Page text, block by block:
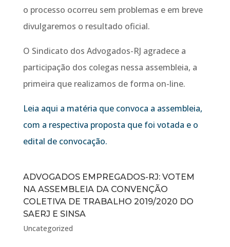
o processo ocorreu sem problemas e em breve
divulgaremos o resultado oficial.
O Sindicato dos Advogados-RJ agradece a
participação dos colegas nessa assembleia, a
primeira que realizamos de forma on-line.
Leia aqui a matéria que convoca a assembleia,
com a respectiva proposta que foi votada e o
edital de convocação.
ADVOGADOS EMPREGADOS-RJ: VOTEM
NA ASSEMBLEIA DA CONVENÇÃO
COLETIVA DE TRABALHO 2019/2020 DO
SAERJ E SINSA
Uncategorized